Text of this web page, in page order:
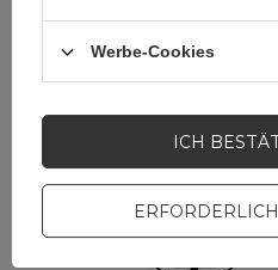
Lautsprecher und
Werbe-Cookies
ICH